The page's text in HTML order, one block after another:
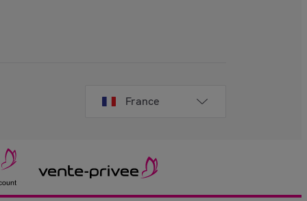
France